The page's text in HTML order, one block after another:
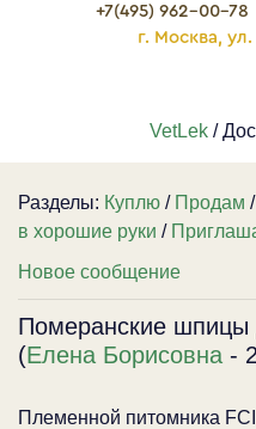
+7(495) 962-00-78
г. Москва,
VetLek/
Разделы: Куплю / Продам /
в хорошие руки /
Новое сообщение
Померанские
(Елена Борисовна -
Племенной питомника